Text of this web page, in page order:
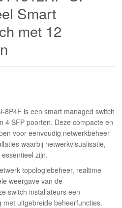
Smart
met 12
8P4F is een smart managed switch
4 SFP poorten. Deze compacte en
voor eenvoudig netwerkbeheer
waarbij netwerkvisualisatie,
zijn.
topologiebeheer, realtime
weergave van de
switch installateurs een
uitgebreide beheerfuncties.